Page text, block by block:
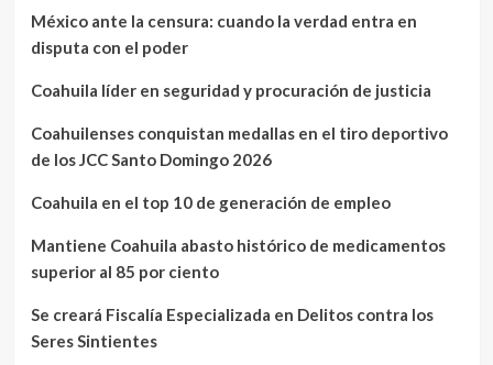
México ante la censura: cuando la verdad entra en
disputa con el poder
Coahuila líder en seguridad y procuración de justicia
Coahuilenses conquistan medallas en el tiro deportivo
de los JCC Santo Domingo 2026
Coahuila en el top 10 de generación de empleo
Mantiene Coahuila abasto histórico de medicamentos
superior al 85 por ciento
Se creará Fiscalía Especializada en Delitos contra los
Seres Sintientes